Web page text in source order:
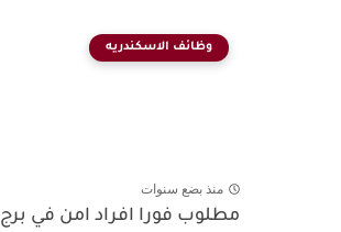
وظائف الاسكندريه
منذ بضع سنوات
مطلوب فورا افراد امن في برج